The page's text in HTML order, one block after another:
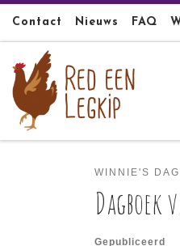
Ga naar inhoud
Contact Nieuws FAQ
WINNIE'S
Dagboek
Gepubliceerd